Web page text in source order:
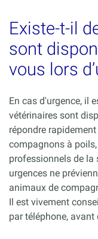
Existe-t-il
sont
vous lors
En cas d'urgence, il
vétérinaires sont
répondre
compagnons à
professionnels de la
urgences ne
animaux de
Il est vivement
par téléphone, avant